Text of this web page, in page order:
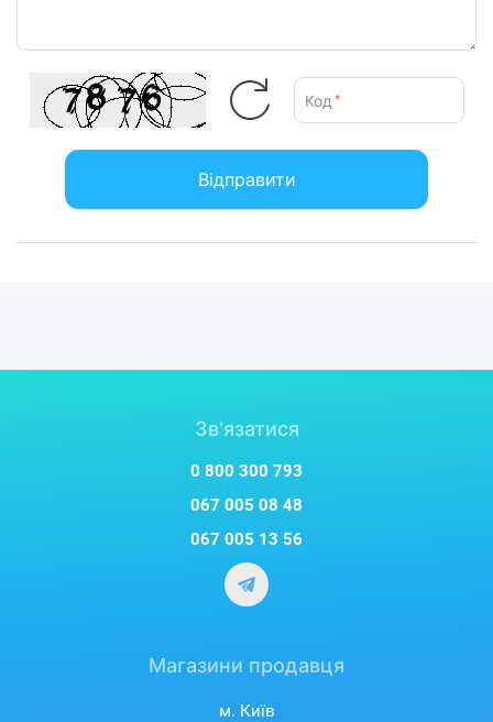
Код *
Відправити
Зв'язатися
0 800 300 793
067 005 08 48
067 005 13 56
Магазини продавця
м. Київ